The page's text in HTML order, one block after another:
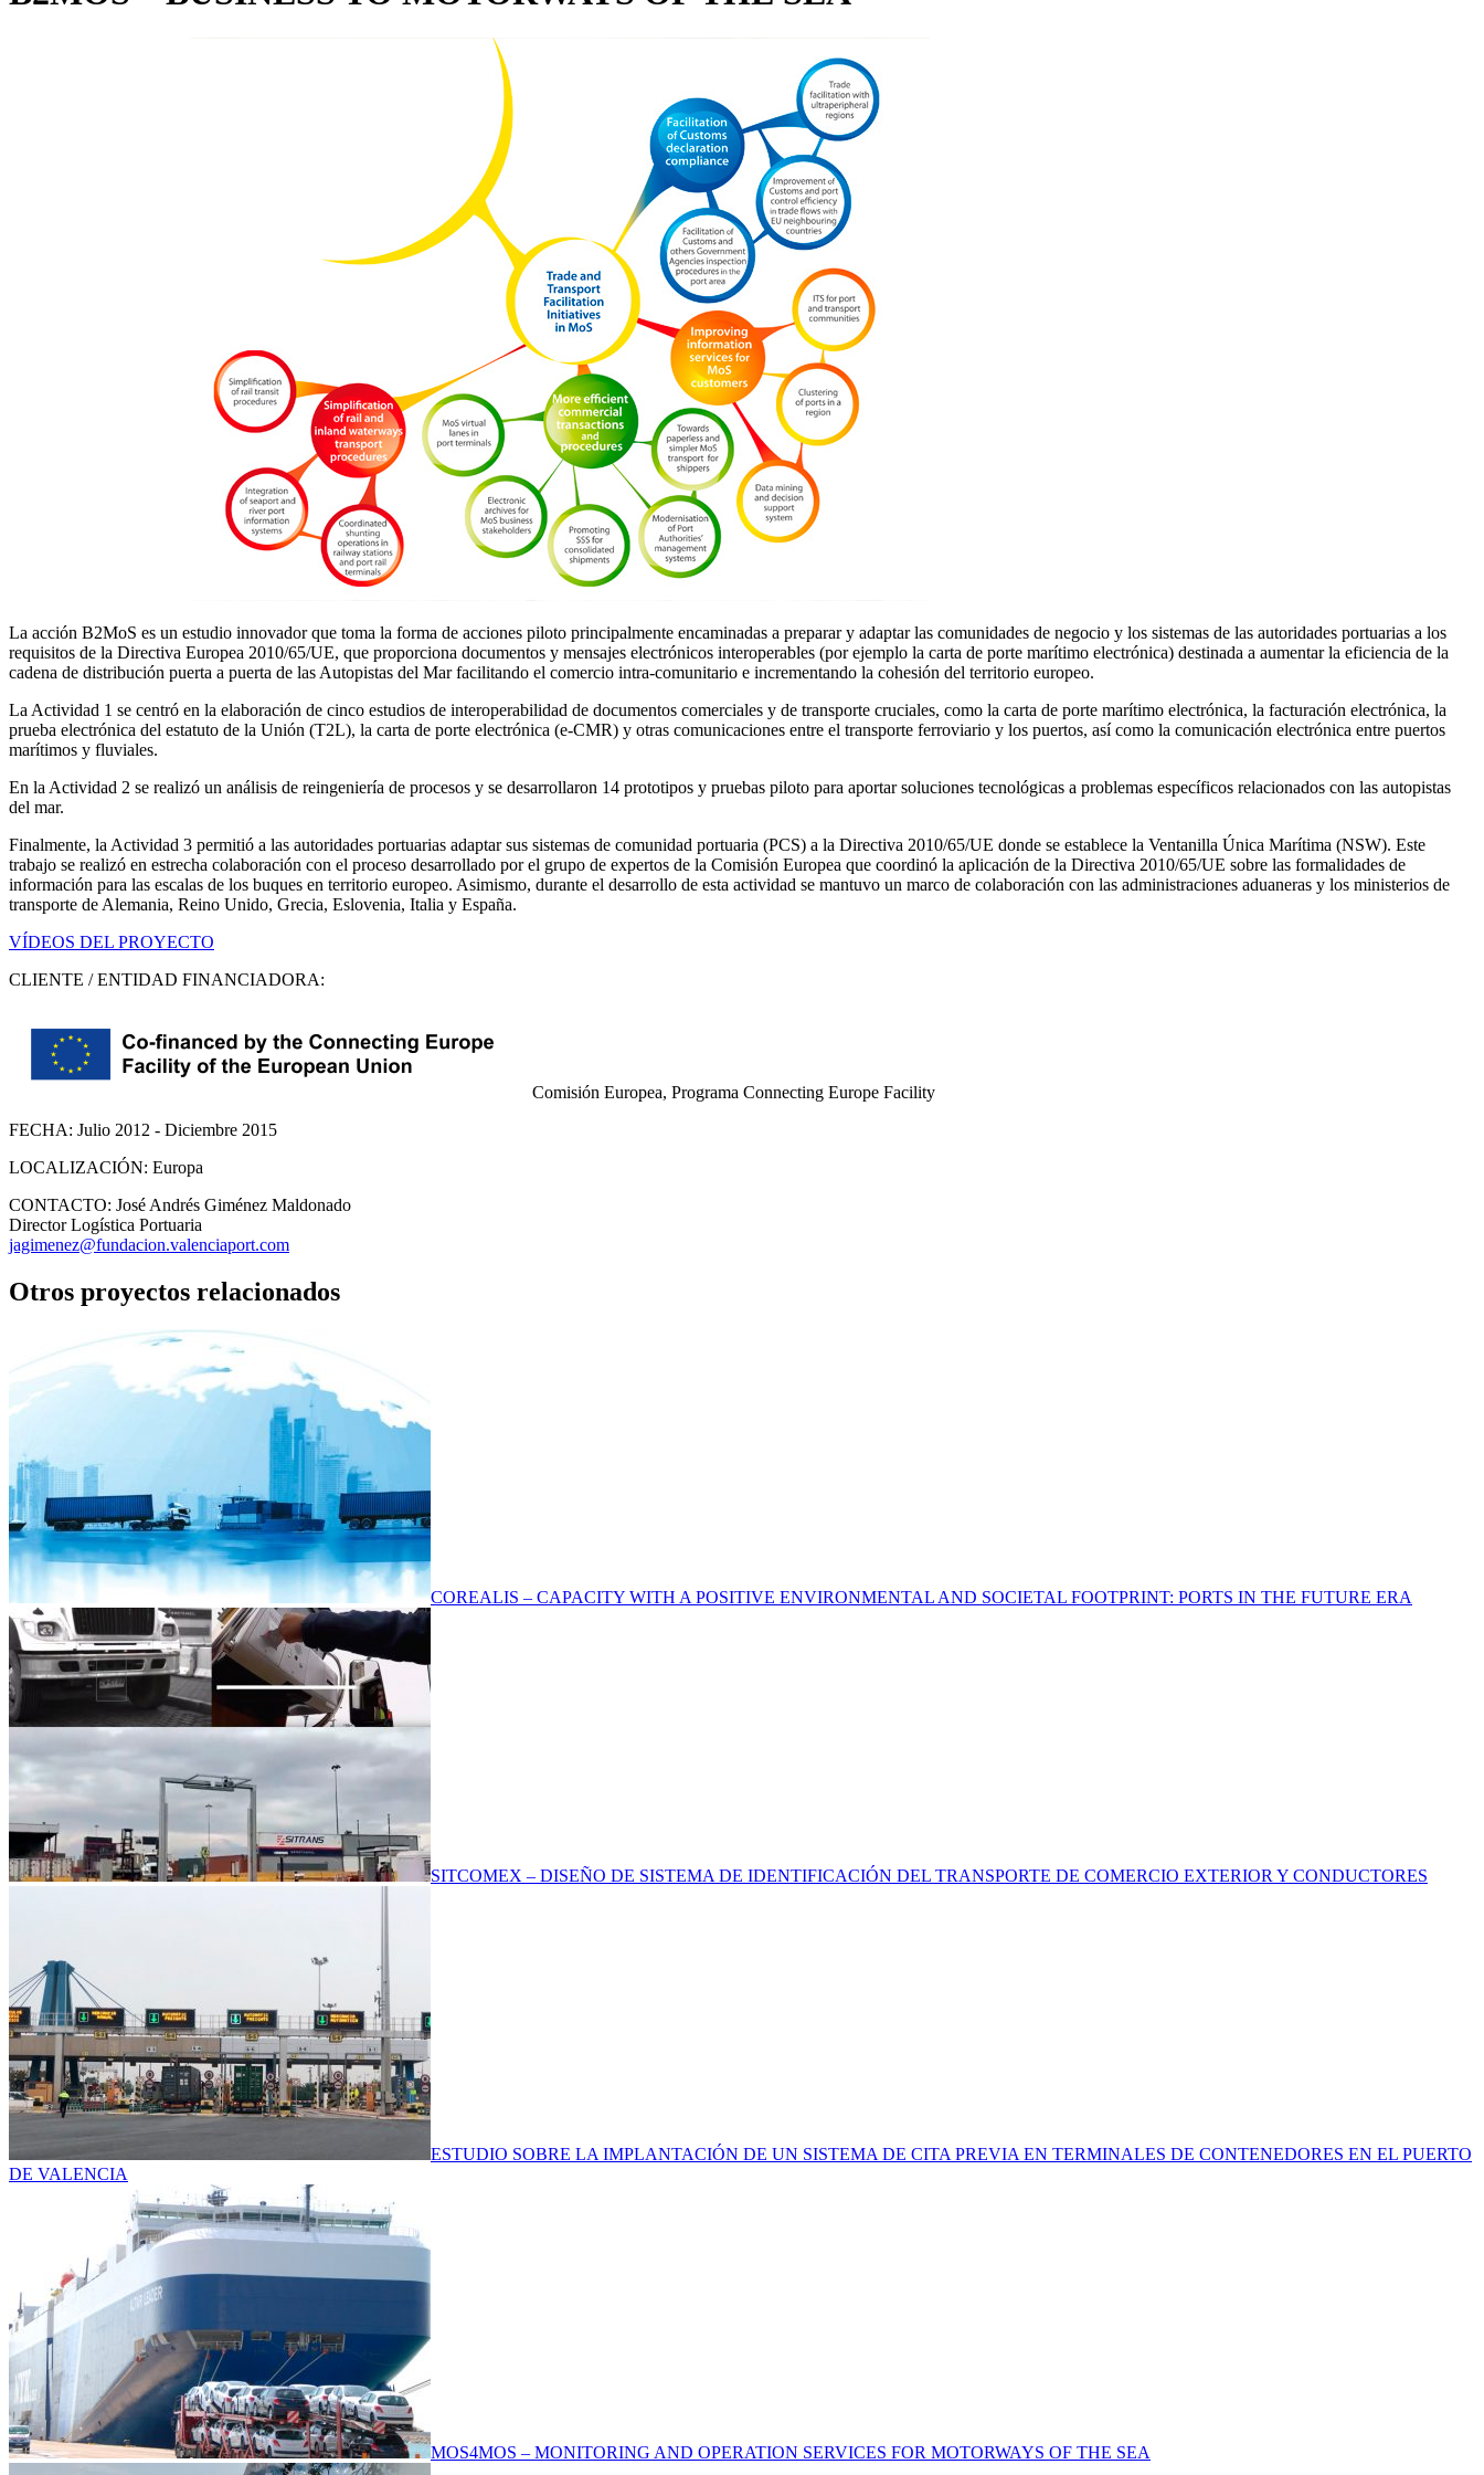
La acción B2MoS es un estudio innovador que toma la forma de acciones piloto principalmente encaminadas a preparar y adaptar las comunidades de negocio y los sistemas de las autoridades portuarias a los
requisitos de la Directiva Europea 2010/65/UE, que proporciona documentos y mensajes electrónicos interoperables (por ejemplo la carta de porte marítimo electrónica) destinada a aumentar la eficiencia de la
cadena de distribución puerta a puerta de las Autopistas del Mar facilitando el comercio intra-comunitario e incrementando la cohesión del territorio europeo.
La Actividad 1 se centró en la elaboración de cinco estudios de interoperabilidad de documentos comerciales y de transporte cruciales, como la carta de porte marítimo electrónica, la facturación electrónica, la
prueba electrónica del estatuto de la Unión (T2L), la carta de porte electrónica (e-CMR) y otras comunicaciones entre el transporte ferroviario y los puertos, así como la comunicación electrónica entre puertos
marítimos y fluviales.
En la Actividad 2 se realizó un análisis de reingeniería de procesos y se desarrollaron 14 prototipos y pruebas piloto para aportar soluciones tecnológicas a problemas específicos relacionados con las autopistas
del mar.
Finalmente, la Actividad 3 permitió a las autoridades portuarias adaptar sus sistemas de comunidad portuaria (PCS) a la Directiva 2010/65/UE donde se establece la Ventanilla Única Marítima (NSW). Este
trabajo se realizó en estrecha colaboración con el proceso desarrollado por el grupo de expertos de la Comisión Europea que coordinó la aplicación de la Directiva 2010/65/UE sobre las formalidades de
información para las escalas de los buques en territorio europeo. Asimismo, durante el desarrollo de esta actividad se mantuvo un marco de colaboración con las administraciones aduaneras y los ministerios de
transporte de Alemania, Reino Unido, Grecia, Eslovenia, Italia y España.
VÍDEOS DEL PROYECTO
CLIENTE / ENTIDAD FINANCIADORA:
Comisión Europea, Programa Connecting Europe Facility
FECHA: Julio 2012 - Diciembre 2015
LOCALIZACIÓN: Europa
CONTACTO: José Andrés Giménez Maldonado
Director Logística Portuaria
jagimenez@fundacion.valenciaport.com
Otros proyectos relacionados
COREALIS – CAPACITY WITH A POSITIVE ENVIRONMENTAL AND SOCIETAL FOOTPRINT: PORTS IN THE FUTURE ERA
SITCOMEX – DISEÑO DE SISTEMA DE IDENTIFICACIÓN DEL TRANSPORTE DE COMERCIO EXTERIOR Y CONDUCTORES
ESTUDIO SOBRE LA IMPLANTACIÓN DE UN SISTEMA DE CITA PREVIA EN TERMINALES DE CONTENEDORES EN EL PUERTO
DE VALENCIA
MOS4MOS – MONITORING AND OPERATION SERVICES FOR MOTORWAYS OF THE SEA